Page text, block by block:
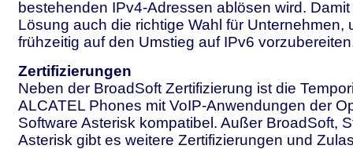
bestehenden IPv4-Adressen ablösen wird.
Lösung auch die richtige Wahl für Unternehmen,
frühzeitig auf den Umstieg auf IPv6
Zertifizierungen
Neben der BroadSoft Zertifizierung ist die
ALCATEL Phones mit VoIP-Anwendungen der
Software Asterisk kompatibel. Außer BroadSoft,
Asterisk gibt es weitere Zertifizierungen und